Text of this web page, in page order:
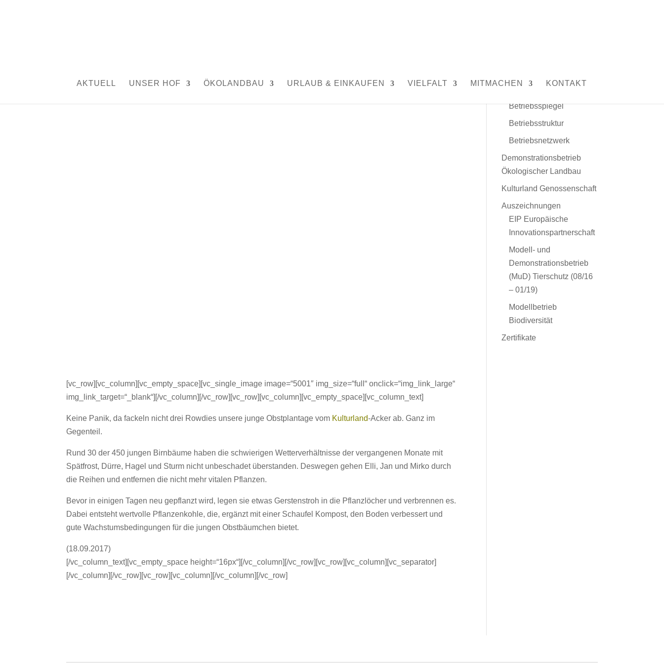
AKTUELL UNSER HOF ÖKOLANDBAU URLAUB & EINKAUFEN VIELFALT MITMACHEN KONTAKT
[vc_row][vc_column][vc_empty_space][vc_single_image image=“5001″ img_size=“full“ onclick=“img_link_large“
img_link_target=“_blank“][/vc_column][/vc_row][vc_row][vc_column][vc_empty_space][vc_column_text]
Keine Panik, da fackeln nicht drei Rowdies unsere junge Obstplantage vom Kulturland-Acker ab. Ganz im
Gegenteil.
Rund 30 der 450 jungen Birnbäume haben die schwierigen Wetterverhältnisse der vergangenen Monate mit
Spätfrost, Dürre, Hagel und Sturm nicht unbeschadet überstanden. Deswegen gehen Elli, Jan und Mirko durch
die Reihen und entfernen die nicht mehr vitalen Pflanzen.
Bevor in einigen Tagen neu gepflanzt wird, legen sie etwas Gerstenstroh in die Pflanzlöcher und verbrennen es.
Dabei entsteht wertvolle Pflanzenkohle, die, ergänzt mit einer Schaufel Kompost, den Boden verbessert und
gute Wachstumsbedingungen für die jungen Obstbäumchen bietet.
(18.09.2017)
[/vc_column_text][vc_empty_space height=“16px“][/vc_column][/vc_row][vc_row][vc_column][vc_separator]
[/vc_column][/vc_row][vc_row][vc_column][/vc_column][/vc_row]
Betriebsspiegel
Betriebsstruktur
Betriebsnetzwerk
Demonstrationsbetrieb
Ökologischer Landbau
Kulturland Genossenschaft
Auszeichnungen
EIP Europäische
Innovationspartnerschaft
Modell- und
Demonstrationsbetrieb
(MuD) Tierschutz (08/16
– 01/19)
Modellbetrieb
Biodiversität
Zertifikate